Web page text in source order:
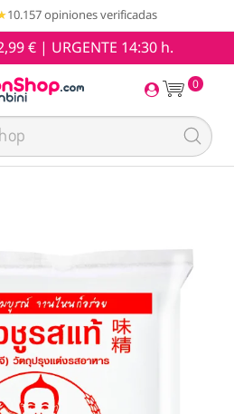
10.157 opiniones verificadas
€ | URGENTE 14:30 h.
0